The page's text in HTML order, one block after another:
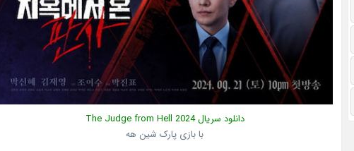
دانلود سریال The Judge from Hell 2024
با بازی پارک شین هه